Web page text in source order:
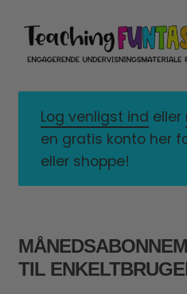
Spring
navigation
Spring
indhold
MIN KONTO
GRATISMATERIALE
LICENSER
Log venligst ind eller
en gratis konto her
eller shoppe!
TIL